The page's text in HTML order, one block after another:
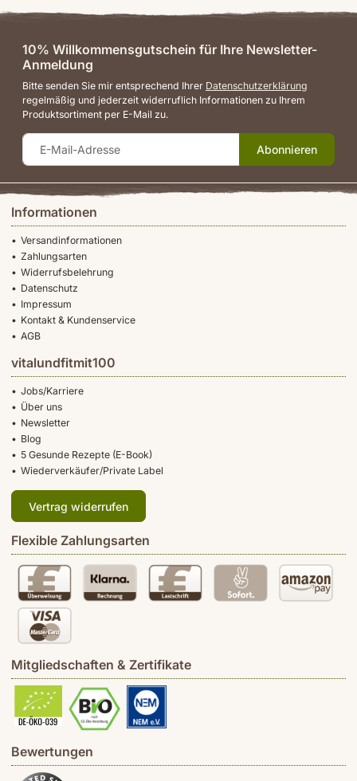
Informationen
Versandinformationen
Zahlungsarten
Widerrufsbelehrung
Datenschutz
Impressum
Kontakt & Kundenservice
AGB
vitalundfitmit100
Jobs/Karriere
Über uns
Newsletter
Blog
5 Gesunde Rezepte (E-Book)
Wiederverkäufer/Private Label
Vertrag widerrufen
Flexible Zahlungsarten
Mitgliedschaften & Zertifikate
Bewertungen
10% Willkommensgutschein für Ihre Newsletter-
Anmeldung
Bitte senden Sie mir entsprechend Ihrer Datenschutzerklärung
regelmäßig und jederzeit widerruflich Informationen zu Ihrem
Produktsortiment per E-Mail zu.
Abonnieren